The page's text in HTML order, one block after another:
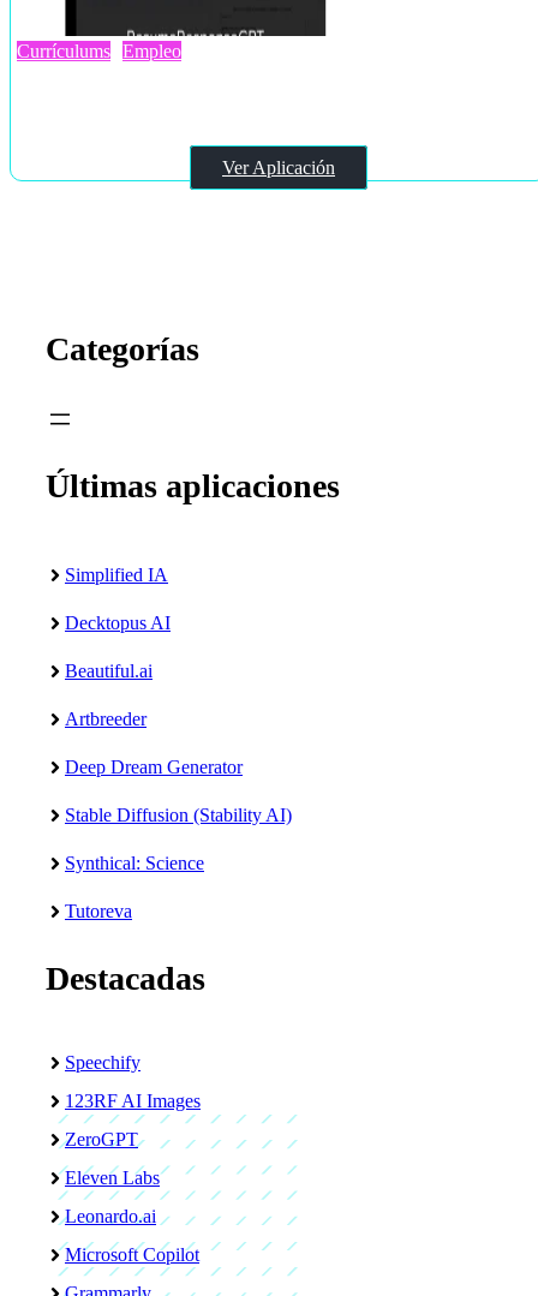
Currículums Empleo
Ver Aplicación
Categorías
Últimas aplicaciones
Simplified IA
Decktopus AI
Beautiful.ai
Artbreeder
Deep Dream Generator
Stable Diffusion (Stability AI)
Synthical: Science
Tutoreva
Destacadas
Speechify
123RF AI Images
ZeroGPT
Eleven Labs
Leonardo.ai
Microsoft Copilot